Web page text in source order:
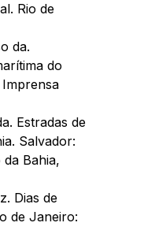
Rio de
da.
do
Imprensa
Estradas de
Salvador:
Bahia,
Dias de
de Janeiro: